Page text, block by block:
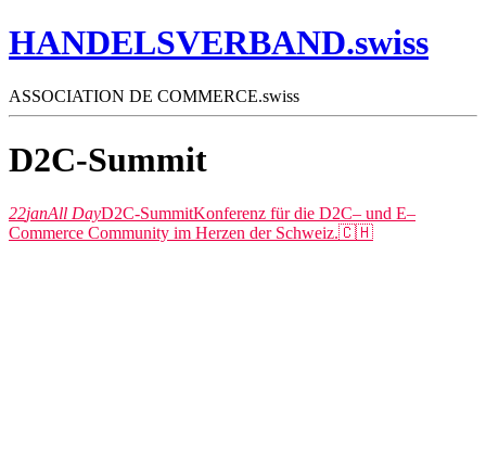
HANDELSVERBAND.swiss
ASSOCIATION DE COMMERCE.swiss
D2C-Summit
22janAll DayD2C-SummitKonferenz für die D2C‒ und E‒
Commerce Community im Herzen der Schweiz.🇨🇭